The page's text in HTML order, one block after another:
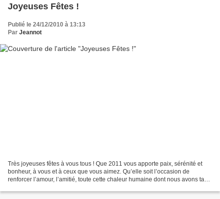
Joyeuses Fêtes !
Publié le 24/12/2010 à 13:13
Par Jeannot
Très joyeuses fêtes à vous tous ! Que 2011 vous apporte paix, sérénité et
bonheur, à vous et à ceux que vous aimez. Qu’elle soit l’occasion de
renforcer l’amour, l’amitié, toute cette chaleur humaine dont nous avons tant